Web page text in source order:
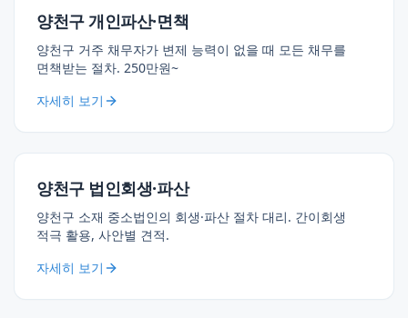
양천구 개인파산·면책
양천구 거주 채무자가 변제 능력이 없을 때 모든 채무를
면책받는 절차. 250만원~
자세히 보기
양천구 법인회생·파산
양천구 소재 중소법인의 회생·파산 절차 대리. 간이회생
적극 활용, 사안별 견적.
자세히 보기